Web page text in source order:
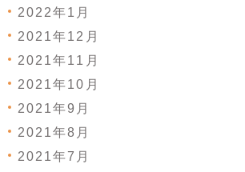
2022年1月
2021年12月
2021年11月
2021年10月
2021年9月
2021年8月
2021年7月